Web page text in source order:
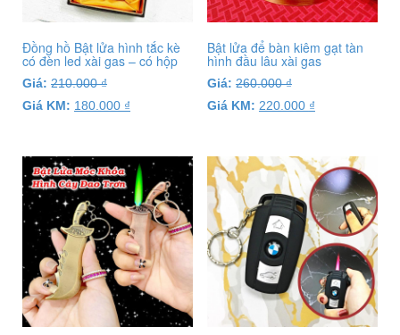
Đồng hồ Bật lửa hình tắc kè
có đèn led xài gas – có hộp
Giá: 210.000₫
Giá KM: 180.000 ₫
Bật lửa để bàn kiêm gạt tàn
hình đầu lâu xài gas
Giá: 260.000₫
Giá KM: 220.000 ₫